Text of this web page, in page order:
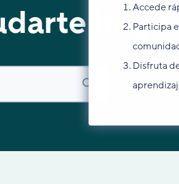
Accede
Participa
Disfruta
hoy?